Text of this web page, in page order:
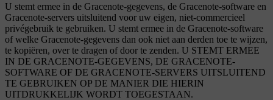
U stemt ermee in de Gracenote-gegevens, de Gracenote-software en
Gracenote-servers uitsluitend voor uw eigen, niet-commercieel
privégebruik te gebruiken. U stemt ermee in de Gracenote-software
of welke Gracenote-gegevens dan ook niet aan derden toe te wijzen,
te kopiëren, over te dragen of door te zenden. U STEMT ERMEE
IN DE GRACENOTE-GEGEVENS, DE GRACENOTE-
SOFTWARE OF DE GRACENOTE-SERVERS UITSLUITEND
TE GEBRUIKEN OP DE MANIER DIE HIERIN
UITDRUKKELIJK WORDT TOEGESTAAN.